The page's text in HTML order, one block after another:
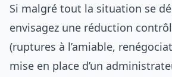
Si malgré tout la situation se
envisagez une réduction
(ruptures à l’amiable,
mise en place d’un